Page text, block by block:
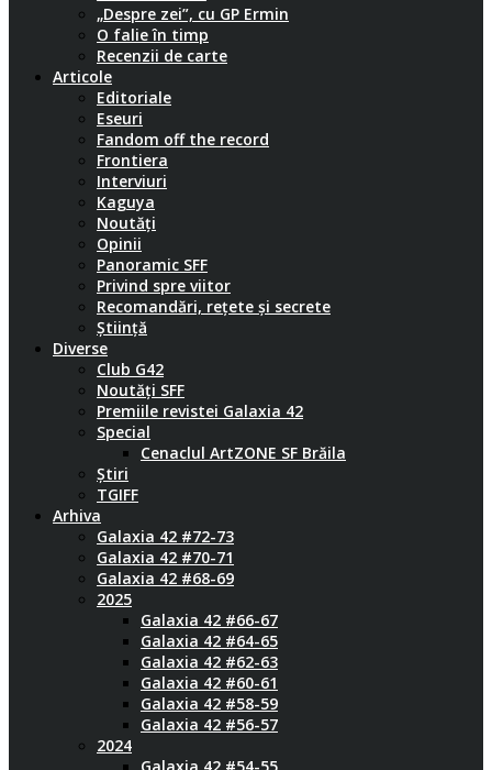
„Despre zei”, cu GP Ermin
O falie în timp
Recenzii de carte
Articole
Editoriale
Eseuri
Fandom off the record
Frontiera
Interviuri
Kaguya
Noutăți
Opinii
Panoramic SFF
Privind spre viitor
Recomandări, rețete și secrete
Știință
Diverse
Club G42
Noutăți SFF
Premiile revistei Galaxia 42
Special
Cenaclul ArtZONE SF Brăila
Știri
TGIFF
Arhiva
Galaxia 42 #72-73
Galaxia 42 #70-71
Galaxia 42 #68-69
2025
Galaxia 42 #66-67
Galaxia 42 #64-65
Galaxia 42 #62-63
Galaxia 42 #60-61
Galaxia 42 #58-59
Galaxia 42 #56-57
2024